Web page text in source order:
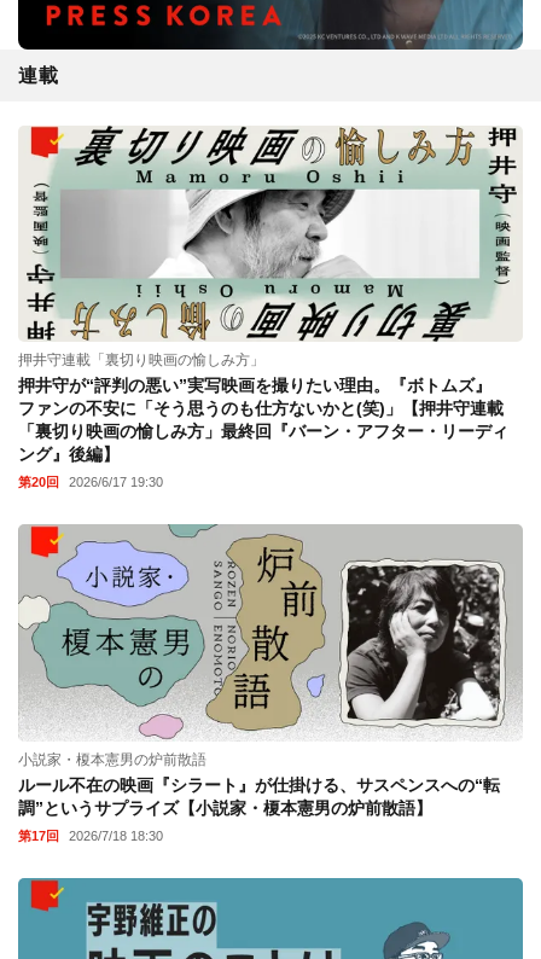
連載
押井守連載「裏切り映画の愉しみ方」
押井守が“評判の悪い”実写映画を撮りたい理由。『ボトムズ』
ファンの不安に「そう思うのも仕方ないかと(笑)」【押井守連載
「裏切り映画の愉しみ方」最終回『バーン・アフター・リーディ
ング』後編】
第20回 2026/6/17 19:30
小説家・榎本憲男の炉前散語
ルール不在の映画『シラート』が仕掛ける、サスペンスへの“転
調”というサプライズ【小説家・榎本憲男の炉前散語】
第17回 2026/7/18 18:30